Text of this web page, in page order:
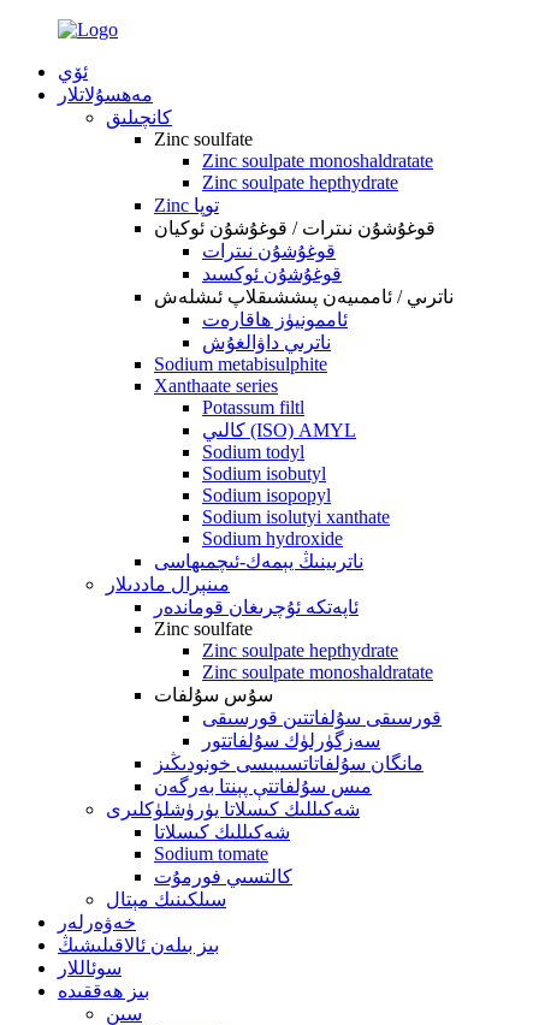
ئۆي
مەھسۇلاتلار
كانچىلىق
Zinc soulfate
Zinc soulpate monoshaldratate
Zinc soulpate hepthydrate
Zinc توپا
قوغۇشۇن نىترات / قوغۇشۇن ئوكيان
قوغۇشۇن نىترات
قوغۇشۇن ئوكسىد
ناترىي / ئاممىيەن پىششىقلاپ ئىشلەش
ئاممونيۈز ھاقارەت
ناترىي داۋالغۇش
Sodium metabisulphite
Xanthaate series
Potassum filtl
كالىي (ISO) AMYL
Sodium todyl
Sodium isobutyl
Sodium isopopyl
Sodium isolutyi xanthate
Sodium hydroxide
ناترىينىڭ يېمەك-ئىچمىھاسى
مىنېرال ماددىلار
ئاپەتكە ئۇچرىغان قوماندەر
Zinc soulfate
Zinc soulpate hepthydrate
Zinc soulpate monoshaldratate
سۇس سۇلفات
قورسىقى سۇلفاتتىن قورسىقى
سەزگۈرلۈك سۇلفاتتور
مانگان سۇلفاتاتسىيىسى خونودىڭىز
مىس سۇلفاتتې پېنتا بەرگەن
شەكىللىك كىسلاتا يۈرۈشلۈكلىرى
شەكىللىك كىسلاتا
Sodium tomate
كالتسىي فورمۇت
سىلكىنىك مېتال
خەۋەرلەر
بىز بىلەن ئالاقىلىشىڭ
سوئاللار
بىز ھەققىدە
سىن